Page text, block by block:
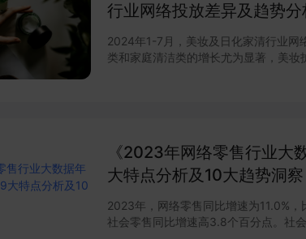
行业网络投放差异及趋势分
2024年1-7月，美妆及日化家清行业网
类和家庭清洁类的增长尤为显著，美妆
《2023年网络零售行业大
大特点分析及10大趋势洞察
2023年，网络零售同比增速为11.0%
社会零售同比增速高3.8个百分点。社